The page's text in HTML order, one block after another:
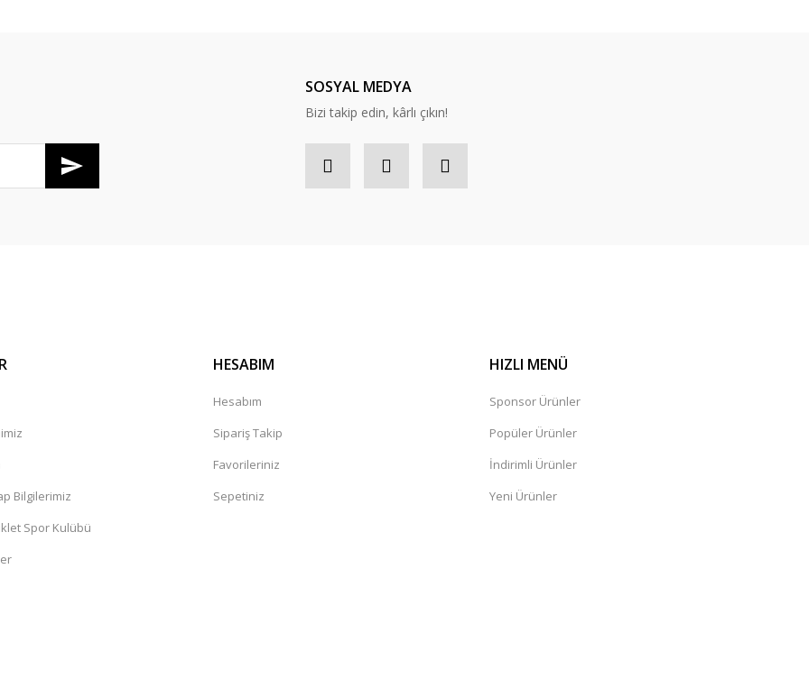
SOSYAL MEDYA
Bizi takip edin, kârlı çıkın!
Bilgilerimiz
Spor Kulübü
HESABIM
Hesabım
Sipariş Takip
Favorileriniz
Sepetiniz
HIZLI MENÜ
Sponsor Ürünler
Popüler Ürünler
İndirimli Ürünler
Yeni Ürünler